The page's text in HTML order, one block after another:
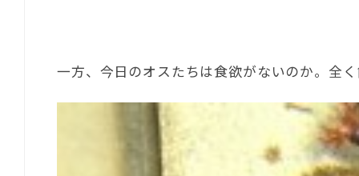
一方、今日のオスたちは食欲がないのか。全